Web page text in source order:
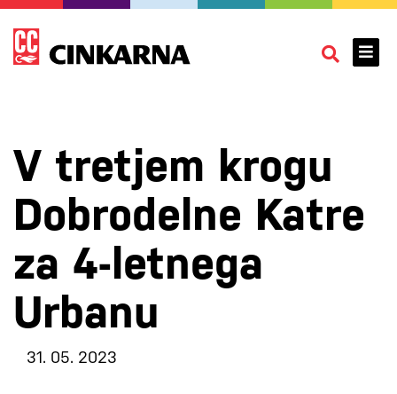
V tretjem krogu
Dobrodelne Katre
za 4-letnega
Urbanu
31. 05. 2023